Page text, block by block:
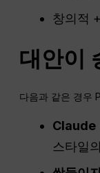
창의적
대안이
다음과 같은 경우
Claude
스타일